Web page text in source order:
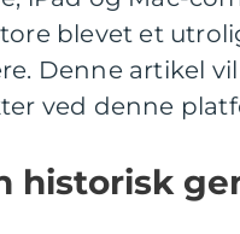
blevet et
Denne artikel
ved denne
historisk